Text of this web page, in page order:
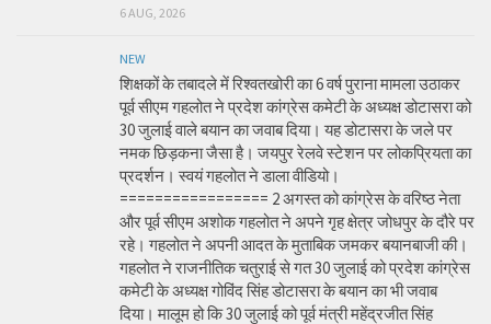
6 AUG, 2026
NEW
शिक्षकों के तबादले में रिश्वतखोरी का 6 वर्ष पुराना मामला उठाकर
पूर्व सीएम गहलोत ने प्रदेश कांग्रेस कमेटी के अध्यक्ष डोटासरा को
30 जुलाई वाले बयान का जवाब दिया। यह डोटासरा के जले पर
नमक छिड़कना जैसा है। जयपुर रेलवे स्टेशन पर लोकप्रियता का
प्रदर्शन। स्वयं गहलोत ने डाला वीडियो।
================= 2 अगस्त को कांग्रेस के वरिष्ठ नेता
और पूर्व सीएम अशोक गहलोत ने अपने गृह क्षेत्र जोधपुर के दौरे पर
रहे। गहलोत ने अपनी आदत के मुताबिक जमकर बयानबाजी की।
गहलोत ने राजनीतिक चतुराई से गत 30 जुलाई को प्रदेश कांग्रेस
कमेटी के अध्यक्ष गोविंद सिंह डोटासरा के बयान का भी जवाब
दिया। मालूम हो कि 30 जुलाई को पूर्व मंत्री महेंद्रजीत सिंह